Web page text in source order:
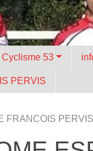
Cyclisme 53
PERVIS
FRANCOIS